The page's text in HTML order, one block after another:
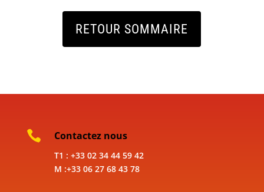
RETOUR SOMMAIRE
 Contactez nous
T1 : +33 02 34 44 59 42
M :+33 06 27 68 43 78